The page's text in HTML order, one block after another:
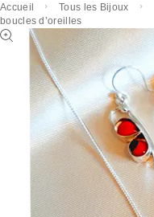
Accueil Tous les Bijoux
boucles d’oreilles